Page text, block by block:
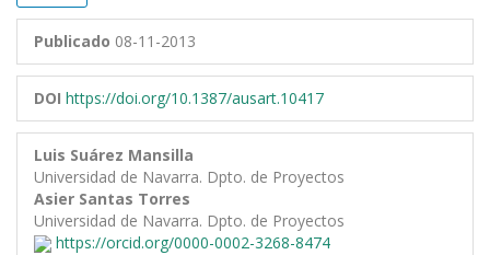
Publicado 08-11-2013
DOI https://doi.org/10.1387/ausart.10417
Luis Suárez Mansilla
Universidad de Navarra. Dpto. de Proyectos
Asier Santas Torres
Universidad de Navarra. Dpto. de Proyectos
https://orcid.org/0000-0002-3268-8474